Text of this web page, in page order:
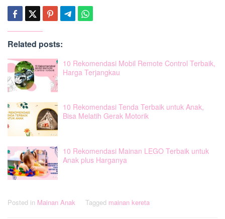
Related posts:
10 Rekomendasi Mobil Remote Control Terbaik,
Harga Terjangkau
10 Rekomendasi Tenda Terbaik untuk Anak,
Bisa Melatih Gerak Motorik
10 Rekomendasi Mainan LEGO Terbaik untuk
Anak plus Harganya
Posted in Mainan Anak Tagged mainan kereta